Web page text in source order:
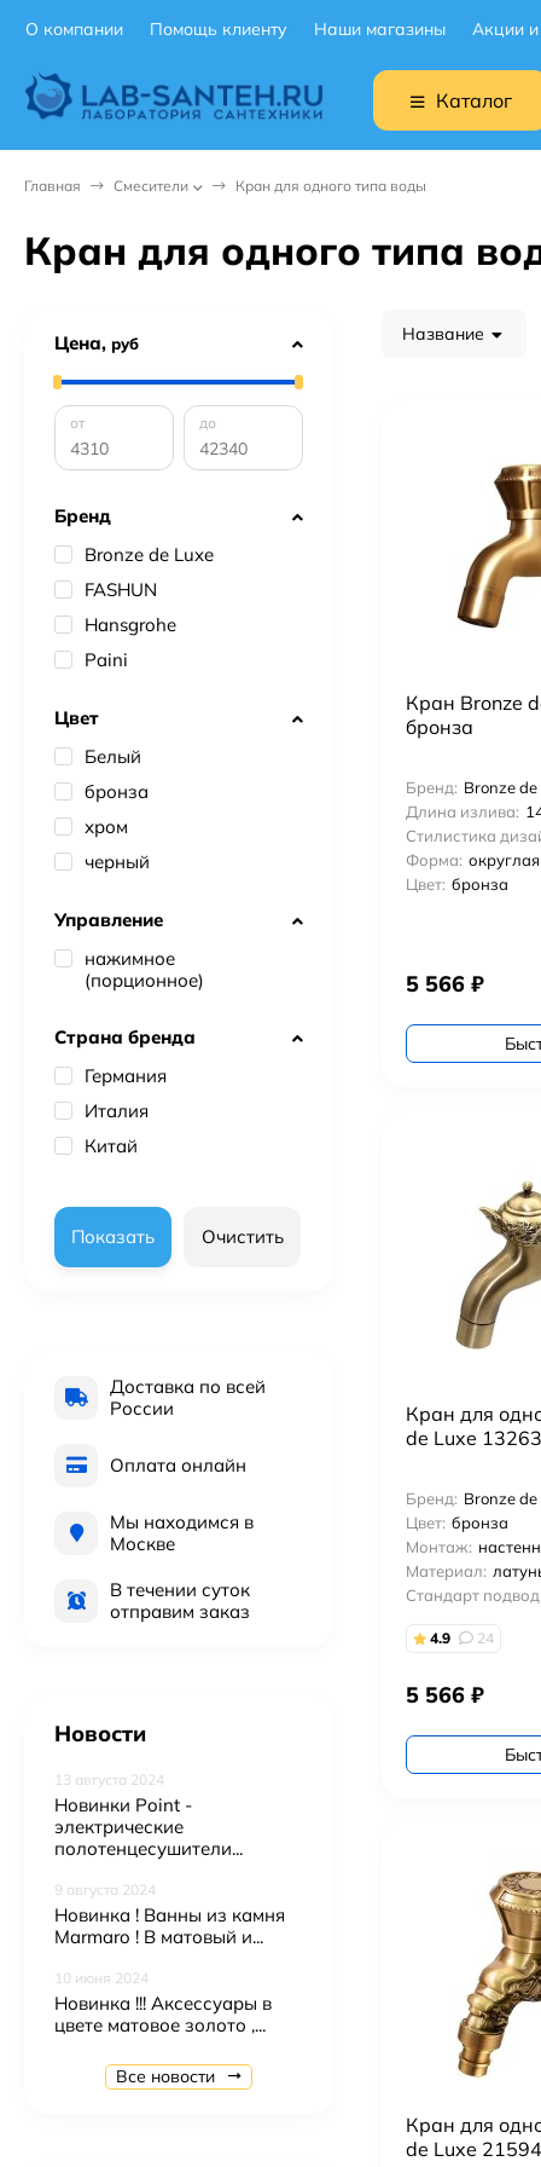
О компании Помощь клиенту Наши магазины Акции
Каталог
Главная Смесители Кран для одного типа воды
Кран для одного типа
Название
Кран Bronze
бронза
Бренд: Bronze de
Длина излива:
Стилистика
Форма: округлая
Цвет: бронза
5 566 ₽
Кран для
de Luxe
Бренд: Bronze de
Цвет: бронза
Монтаж:
Материал:
Стандарт
4.9 24
5 566 ₽
Кран для
de Luxe
Цена, руб
от до
Бренд
Bronze de Luxe
FASHUN
Hansgrohe
Paini
Цвет
Белый
бронза
хром
черный
Управление
нажимное
(порционное)
Страна бренда
Германия
Италия
Китай
Показать Очистить
Доставка по всей
России
Оплата онлайн
Мы находимся в
Москве
В течении суток
отправим заказ
Новости
13 августа 2024
Новинки Point -
электрические
полотенцесушители...
9 августа 2024
Новинка ! Ванны из камня
Marmaro ! В матовый и...
10 июня 2024
Новинка !!! Аксессуары в
цвете матовое золото ,...
Все новости
9 900₽